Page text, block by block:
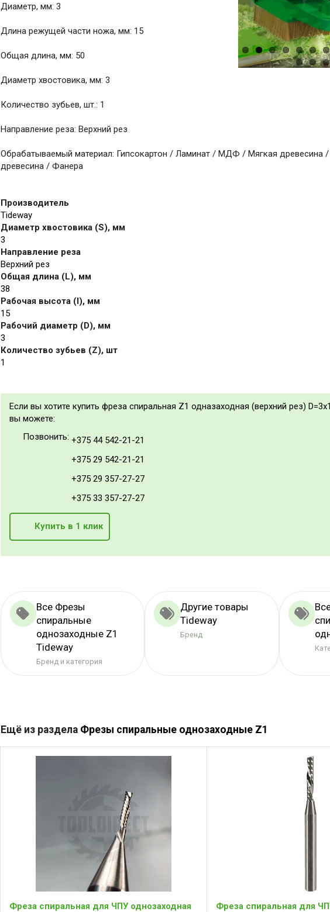
Диаметр, мм: 3
Длина режущей части ножа, мм: 15
Общая длина, мм: 50
Диаметр хвостовика, мм: 3
Количество зубьев, шт.: 1
Направление реза: Верхний рез
Обрабатываемый материал: Гипсокартон / Ламинат / МДФ / Мягкая древесина
древесина / Фанера
Производитель
Tideway
Диаметр хвостовика (S), мм
3
Направление реза
Верхний рез
Общая длина (L), мм
38
Рабочая высота (I), мм
15
Рабочий диаметр (D), мм
3
Количество зубьев (Z), шт
1
Если вы хотите купить фреза спиральная Z1 одназаходная (верхний рез)
вы можете:
Позвонить: +375 44 542-21-21
+375 29 542-21-21
+375 29 357-27-27
+375 33 357-27-27
Купить в 1 клик
Все Фрезы
спиральные
однозаходные Z1
Tideway
Бренд и категория
Другие товары
Tideway
Бренд
Ещё из раздела Фрезы спиральные однозаходные Z1
Фреза спиральная для ЧПУ однозаходная
Фреза спиральная для